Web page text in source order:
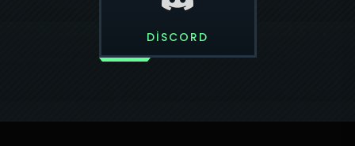
DISCORD